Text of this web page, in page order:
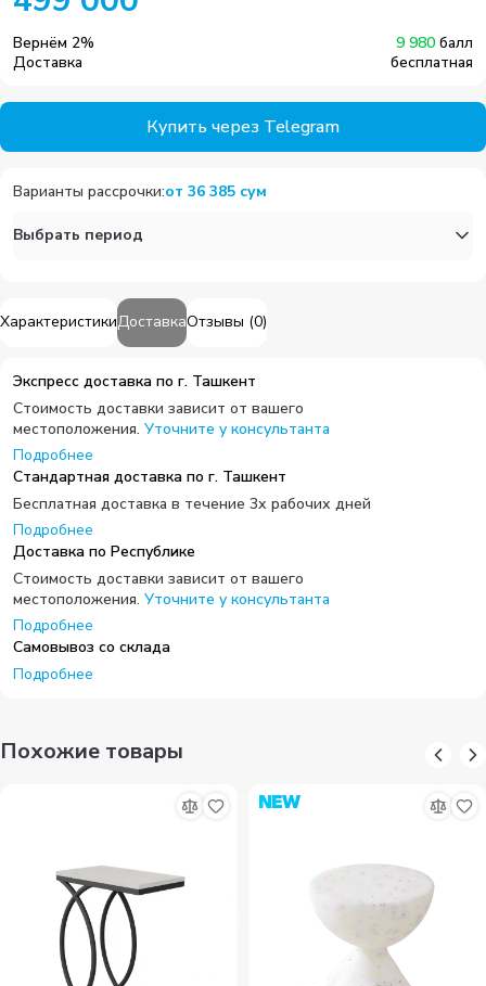
ХарактеристикиДоставкаОтзывы (0)
Экспресс доставка по г. Ташкент
Стоимость доставки зависит от вашего
местоположения. Уточните у консультанта
Подробнее
Стандартная доставка по г. Ташкент
Бесплатная доставка в течение 3х рабочих дней
Подробнее
Доставка по Республике
Стоимость доставки зависит от вашего
местоположения. Уточните у консультанта
Подробнее
Самовывоз со склада
Подробнее
Вернём 2% 9 980 балл
Доставка
бесплатная
Купить через Telegram
Варианты рассрочки:от 36 385 сум
Выбрать период
Похожие товары